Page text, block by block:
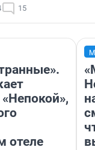
15
отеле